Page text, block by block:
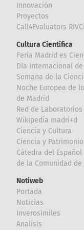
Innovación
Proyectos
Call4Evaluators
Cultura Científica
Feria Madrid es
Día Internacional
Semana de la
Noche Europea de
de Madrid
Red de
Wikipedia madri+d
Ciencia y Cultura
Ciencia y Patrimonio
Cátedra del
de la Comunidad de
Notiweb
Portada
Noticias
Inverosímiles
Analisis